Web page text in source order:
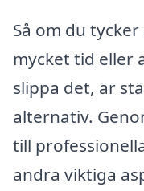
Så om du
mycket tid eller
slippa det, är
alternativ.
till
andra viktiga